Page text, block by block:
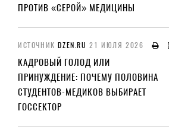
ПРОТИВ «СЕРОЙ» МЕДИЦИНЫ
ИСТОЧНИКDZEN.RU 21 ИЮЛЯ 2026
КАДРОВЫЙ ГОЛОД ИЛИ
ПРИНУЖДЕНИЕ: ПОЧЕМУ ПОЛОВИНА
СТУДЕНТОВ-МЕДИКОВ ВЫБИРАЕТ
ГОССЕКТОР